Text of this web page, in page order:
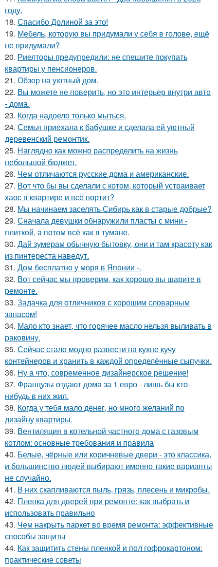
году.
18. Спасибо Долиной за это!
19. Мебель, которую вы придумали у себя в голове, ещё
не придумали?
20. Риелторы предупредили: не спешите покупать
квартиры у пенсионеров.
21. Обзор на уютный дом.
22. Вы можете не поверить, но это интерьер внутри авто
- дома.
23. Когда надоело только мыться.
24. Семья приехала к бабушке и сделала ей уютный
деревенский ремонтик.
25. Наглядно как можно распределить на жизнь
небольшой бюджет.
26. Чем отличаются русские дома и американские.
27. Вот что бы вы сделали с котом, который устраивает
хаос в квартире и всё портит?
28. Мы начинаем заселять Сибирь как в старые добрые?
29. Сначала девушки обнаружили пласты с мини -
плиткой, а потом всё как в тумане.
30. Дай зумерам обычную бытовку, они и там красоту как
из пинтереста наведут.
31. Дом бесплатно у моря в Японии -.
32. Вот сейчас мы проверим, как хорошо вы шарите в
ремонте.
33. Задачка для отличников с хорошим словарным
запасом!
34. Мало кто знает, что горячее масло нельзя выливать в
раковину.
35. Сейчас стало модно развести на кухне кучу
контейнеров и хранить в каждой определённые сыпучки.
36. Ну а что, современное дизайнерское решение!
37. Французы отдают дома за 1 евро - лишь бы кто-
нибудь в них жил.
38. Когда у тебя мало денег, но много желаний по
дизайну квартиры.
39. Вентиляция в котельной частного дома с газовым
котлом: основные требования и правила
40. Белые, чёрные или коричневые двери - это классика,
и большинство людей выбирают именно такие варианты
не случайно.
41. В них скапливаются пыль, грязь, плесень и микробы.
42. Пленка для дверей при ремонте: как выбрать и
использовать правильно
43. Чем накрыть паркет во время ремонта: эффективные
способы защиты
44. Как защитить стены пленкой и пол гофрокартоном:
практические советы